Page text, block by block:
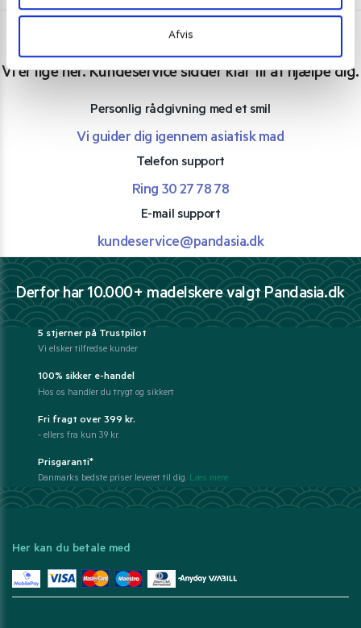
Afvis
Har du spørgsmål eller brug for hjælp?
Vi er lige her. Kundeservice sidder klar til at hjælpe dig.
Personlig rådgivning med et smil
Vi guider dig igennem asiatisk mad
Telefon support
Ring 30 27 78 78
E-mail support
kundeservice@pandasia.dk
Derfor har 10.000+ madelskere valgt Pandasia.dk
5 stjerner på Trustpilot
Vi elsker tilfredse kunder
100% sikker e-handel
Hos os handler du trygt og sikkert
Fri fragt over 399 kr.
- ellers fra kun 39 kr.
Prisgaranti*
Danmarks bedste priser leveret til dig. Læs mere
Her kan du betale med